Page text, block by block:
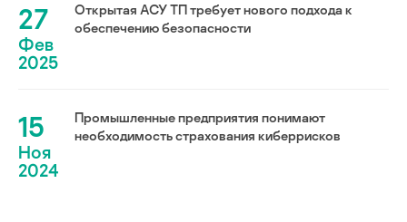
27
Фев
2025
Открытая АСУ ТП требует нового подхода к
обеспечению безопасности
15
Ноя
2024
Промышленные предприятия понимают
необходимость страхования киберрисков